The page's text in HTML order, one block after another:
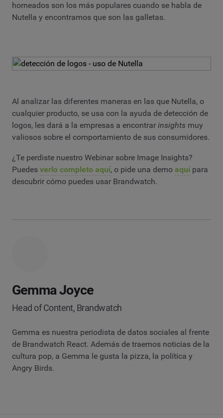
horneados son los más populares cuando se habla de
Nutella y encontramos que son las galletas.
Al analizar las diferentes maneras en las que Nutella, o
cualquier producto, se usa con la ayuda de detección de
logos, les dará a la empresas a encontrar insights muy
valiosos sobre el comportamiento de sus consumidores.
¿Te perdiste nuestro Webinar sobre Image Insights?
Puedes verlo completo aquí, o pide una demo aquípara
descubrir cómo puedes usar Brandwatch.
Gemma Joyce
Head of Content, Brandwatch
Gemma es nuestra periodista de datos sociales al frente
de Brandwatch React. Además de traernos noticias de la
cultura pop, a Gemma le gusta la pizza, la política y
Angry Birds.